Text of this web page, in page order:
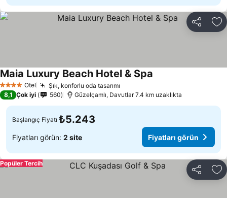
Paylaş
4 Yıldız Otel Şık, konforlu oda tasarımı
Maia Luxury Beach Hotel & Spa
8,1 Çok iyi 560 Güzelçamlı, Davutlar 7.4 km uzaklıkta
Başlangıç Fiyatı ₺5.243
Fiyatları görün: 2 site Fiyatları görün
Paylaş
Popüler Tercih